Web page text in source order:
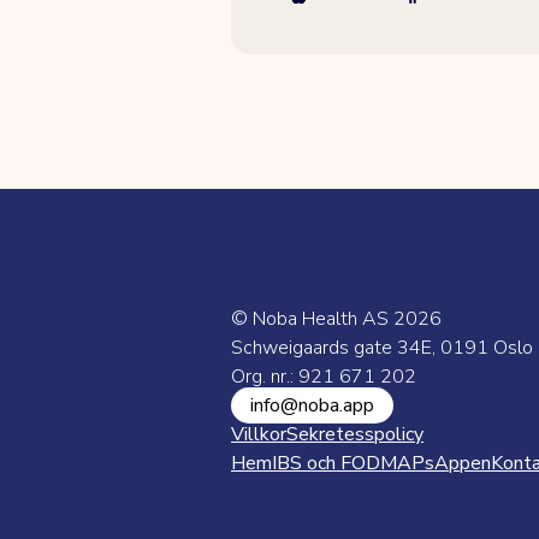
© Noba Health AS 2026
Schweigaards gate 34E, 0191 Oslo
Org. nr.: 921 671 202
info@noba.app
VillkorSekretesspolicy
HemIBS och FODMAPsAppen